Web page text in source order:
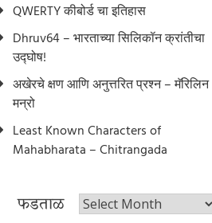
QWERTY कीबोर्ड चा इतिहास
Dhruv64 – भारताच्या सिलिकॉन क्रांतीचा
उद्घोष!
अखेरचे क्षण आणि अनुत्तरित प्रश्न – मॅरिलिन
मन्रो
Least Known Characters of
Mahabharata – Chitrangada
फडताळ फडताळ